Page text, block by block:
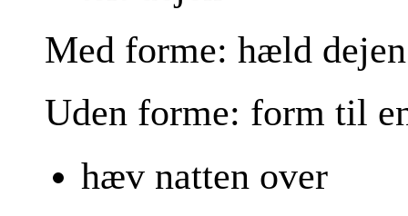
Med forme: hæld
Uden forme: form til
hæv natten over